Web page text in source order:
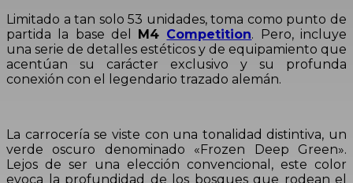
Limitado a tan solo 53 unidades, toma como punto de
partida la base del M4 Competition. Pero, incluye
una serie de detalles estéticos y de equipamiento que
acentúan su carácter exclusivo y su profunda
conexión con el legendario trazado alemán.
La carrocería se viste con una tonalidad distintiva, un
verde oscuro denominado «Frozen Deep Green».
Lejos de ser una elección convencional, este color
evoca la profundidad de los bosques que rodean el